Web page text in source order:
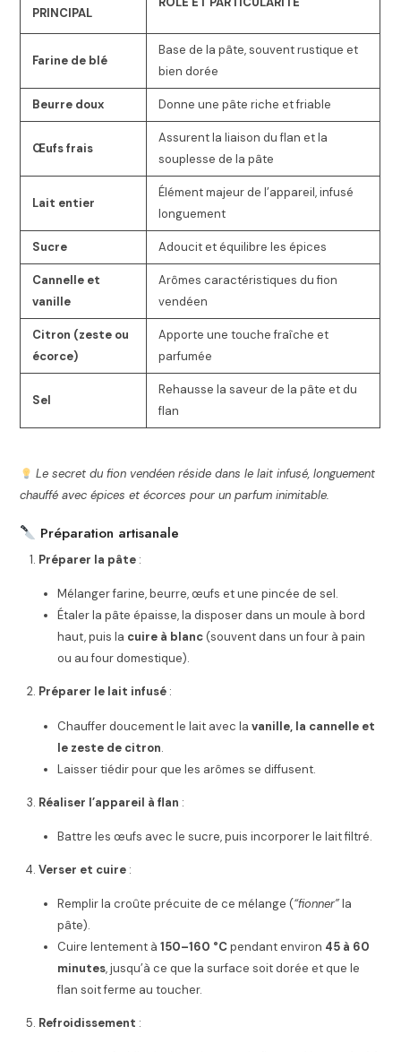
PRINCIPAL
Farine de blé
Base de la pâte, souvent rustique et
bien dorée
Beurre doux Donne une pâte riche et friable
Œufs frais
Assurent la liaison du flan et la
souplesse de la pâte
Lait entier
Élément majeur de l’appareil, infusé
longuement
Sucre Adoucit et équilibre les épices
Cannelle et
vanille
Arômes caractéristiques du fion
vendéen
Citron (zeste ou
écorce)
Apporte une touche fraîche et
parfumée
Sel
Rehausse la saveur de la pâte et du
flan
Le secret du fion vendéen réside dans le lait infusé, longuement
chauffé avec épices et écorces pour un parfum inimitable.
Préparation artisanale
Préparer la pâte :
Mélanger farine, beurre, œufs et une pincée de sel.
Étaler la pâte épaisse, la disposer dans un moule à bord
haut, puis la cuire à blanc(souvent dans un four à pain
ou au four domestique).
Préparer le lait infusé :
Chauffer doucement le lait avec la vanille, la cannelle et
le zeste de citron.
Laisser tiédir pour que les arômes se diffusent.
Réaliser l’appareil à flan :
Battre les œufs avec le sucre, puis incorporer le lait filtré.
Verser et cuire :
Remplir la croûte précuite de ce mélange (“fionner”la
pâte).
Cuire lentement à 150–160 °Cpendant environ 45 à 60
minutes, jusqu’à ce que la surface soit dorée et que le
flan soit ferme au toucher.
Refroidissement :